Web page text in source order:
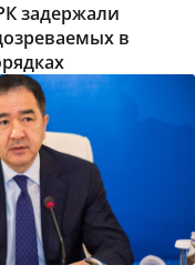
задержали
в